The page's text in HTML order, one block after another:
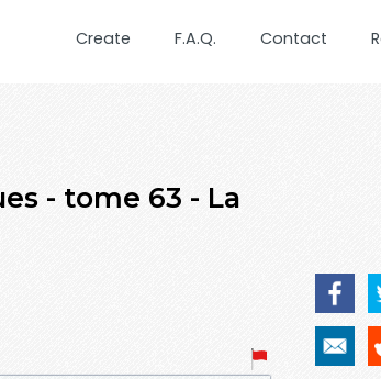
Create F.A.Q. Contact
- tome 63 - La